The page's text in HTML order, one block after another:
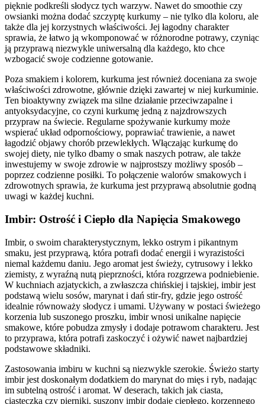
pięknie podkreśli słodycz tych warzyw. Nawet do smoothie czy
owsianki można dodać szczyptę kurkumy – nie tylko dla koloru, ale
także dla jej korzystnych właściwości. Jej łagodny charakter
sprawia, że łatwo ją wkomponować w różnorodne potrawy, czyniąc
ją przyprawą niezwykle uniwersalną dla każdego, kto chce
wzbogacić swoje codzienne gotowanie.
Poza smakiem i kolorem, kurkuma jest również doceniana za swoje
właściwości zdrowotne, głównie dzięki zawartej w niej kurkuminie.
Ten bioaktywny związek ma silne działanie przeciwzapalne i
antyoksydacyjne, co czyni kurkumę jedną z najzdrowszych
przypraw na świecie. Regularne spożywanie kurkumy może
wspierać układ odpornościowy, poprawiać trawienie, a nawet
łagodzić objawy chorób przewlekłych. Włączając kurkumę do
swojej diety, nie tylko dbamy o smak naszych potraw, ale także
inwestujemy w swoje zdrowie w najprostszy możliwy sposób –
poprzez codzienne posiłki. To połączenie walorów smakowych i
zdrowotnych sprawia, że kurkuma jest przyprawą absolutnie godną
uwagi w każdej kuchni.
Imbir: Ostrość i Ciepło dla Napięcia Smakowego
Imbir, o swoim charakterystycznym, lekko ostrym i pikantnym
smaku, jest przyprawą, która potrafi dodać energii i wyrazistości
niemal każdemu daniu. Jego aromat jest świeży, cytrusowy i lekko
ziemisty, z wyraźną nutą pieprzności, która rozgrzewa podniebienie.
W kuchniach azjatyckich, a zwłaszcza chińskiej i tajskiej, imbir jest
podstawą wielu sosów, marynat i dań stir-fry, gdzie jego ostrość
idealnie równoważy słodycz i umami. Używany w postaci świeżego
korzenia lub suszonego proszku, imbir wnosi unikalne napięcie
smakowe, które pobudza zmysły i dodaje potrawom charakteru. Jest
to przyprawa, która potrafi zaskoczyć i ożywić nawet najbardziej
podstawowe składniki.
Zastosowania imbiru w kuchni są niezwykle szerokie. Świeżo starty
imbir jest doskonałym dodatkiem do marynat do mięs i ryb, nadając
im subtelną ostrość i aromat. W deserach, takich jak ciasta,
ciasteczka czy pierniki, suszony imbir dodaje ciepłego, korzennego